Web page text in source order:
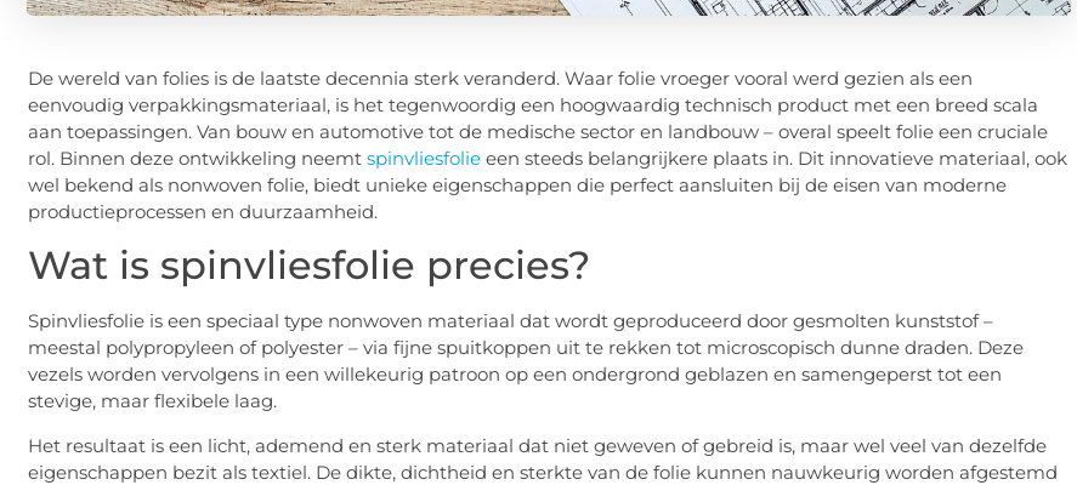
De wereld van folies is de laatste decennia sterk veranderd. Waar folie vroeger vooral werd gezien als een
eenvoudig verpakkingsmateriaal, is het tegenwoordig een hoogwaardig technisch product met een breed scala
aan toepassingen. Van bouw en automotive tot de medische sector en landbouw – overal speelt folie een cruciale
rol. Binnen deze ontwikkeling neemt spinvliesfolie een steeds belangrijkere plaats in. Dit innovatieve materiaal, ook
wel bekend als nonwoven folie, biedt unieke eigenschappen die perfect aansluiten bij de eisen van moderne
productieprocessen en duurzaamheid.
Wat is spinvliesfolie precies?
Spinvliesfolie is een speciaal type nonwoven materiaal dat wordt geproduceerd door gesmolten kunststof –
meestal polypropyleen of polyester – via fijne spuitkoppen uit te rekken tot microscopisch dunne draden. Deze
vezels worden vervolgens in een willekeurig patroon op een ondergrond geblazen en samengeperst tot een
stevige, maar flexibele laag.
Het resultaat is een licht, ademend en sterk materiaal dat niet geweven of gebreid is, maar wel veel van dezelfde
eigenschappen bezit als textiel. De dikte, dichtheid en sterkte van de folie kunnen nauwkeurig worden afgestemd